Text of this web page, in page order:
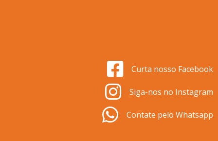
Curta nosso Facebook
Siga-nos no Instagram
Contate pelo Whatsapp